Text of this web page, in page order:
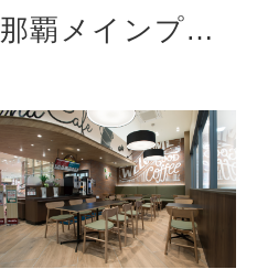
那覇メインプレ
ト